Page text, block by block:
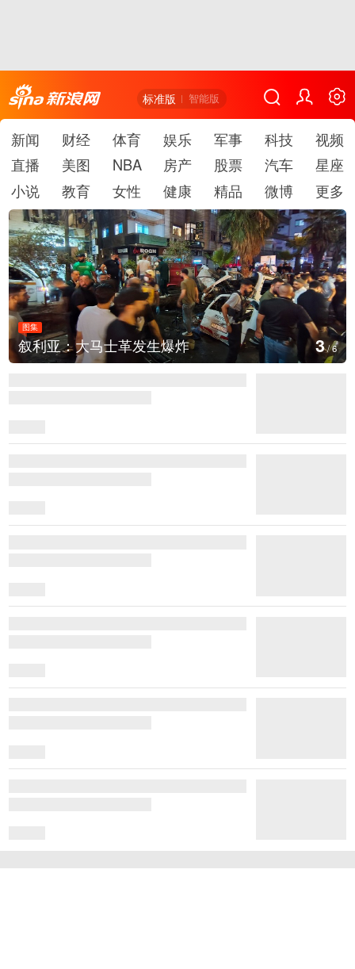
标准版 智能版
新闻 财经 体育 娱乐 军事 科技
视频
直播
美图 NBA 房产 股票 汽车
星座
小说
教育 女性 健康 精品 微博 更多
图集
叙利亚：大马士革发生爆炸 3/6